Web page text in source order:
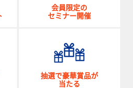
会員限定の
セミナー開催
抽選で豪華賞品が
当たる